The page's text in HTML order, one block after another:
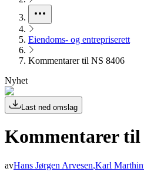
Eiendoms- og entrepriserett
Kommentarer til NS 8406
Nyhet
Last ned omslag
Kommentarer til
avHans Jørgen Arvesen,Karl